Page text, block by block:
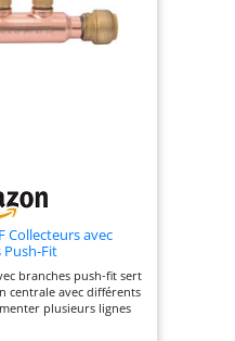
Collecteurs avec
Push-Fit
branches push-fit sert
centrale avec différents
plusieurs lignes
les connexions